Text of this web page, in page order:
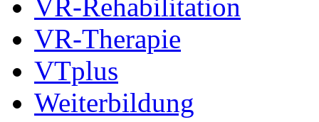
VR-Rehabilitation
VR-Therapie
VTplus
Weiterbildung